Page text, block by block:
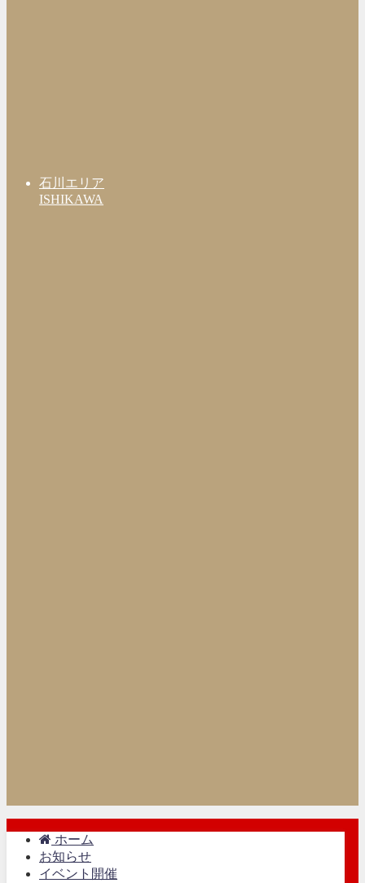
石川エリア
ISHIKAWA
ホーム
お知らせ
イベント開催